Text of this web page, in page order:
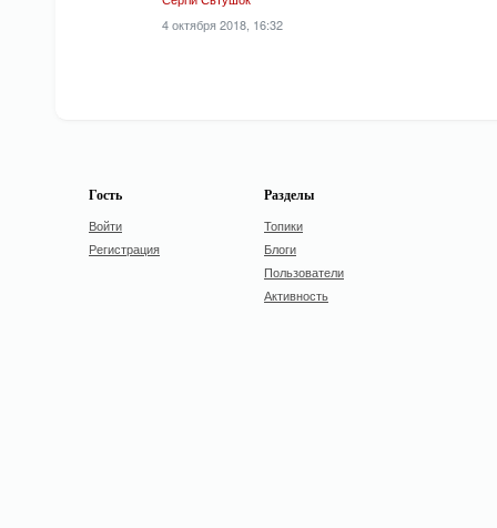
4 октября 2018, 16:32
Гость
Войти
Регистрация
Разделы
Топики
Блоги
Пользователи
Активность